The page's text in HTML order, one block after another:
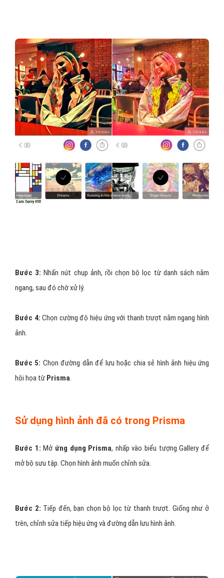
Bước 3:Nhấn nút chụp ảnh, rồi chọn bộ lọc từ danh sách nằm
ngang, sau đó chờ xử lý.
Bước 4: Chọn cường độ hiệu ứng với thanh trượt nằm ngang hình
ảnh.
Bước 5: Chọn đường dẫn để lưu hoặc chia sẻ hình ảnh hiệu ứng
hội họa từ Prisma.
Sử dụng hình ảnh đã có trong Prisma
Bước 1: Mở ứng dụng Prisma, nhấp vào biểu tượng Gallery để
mở bộ sưu tập. Chọn hình ảnh muốn chỉnh sửa.
Bước 2: Tiếp đến, bạn chọn bộ lọc từ thanh trượt. Giống như ở
trên, chỉnh sửa tiếp hiệu ứng và đường dẫn lưu hình ảnh.